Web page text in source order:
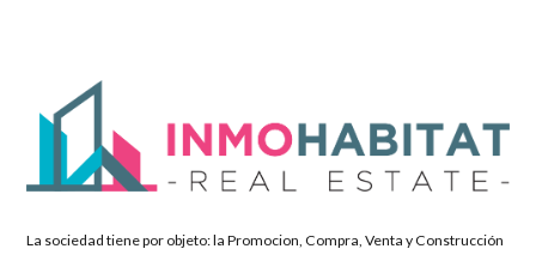
La sociedad tiene por objeto: la Promocion, Compra, Venta y Construcción